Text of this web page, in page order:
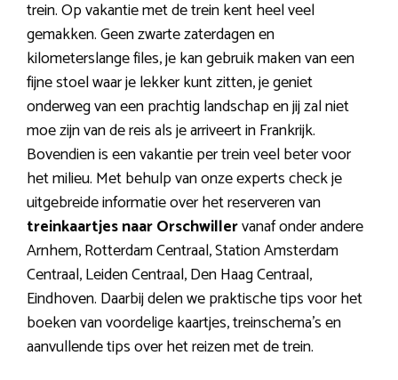
trein. Op vakantie met de trein kent heel veel
gemakken. Geen zwarte zaterdagen en
kilometerslange files, je kan gebruik maken van een
fijne stoel waar je lekker kunt zitten, je geniet
onderweg van een prachtig landschap en jij zal niet
moe zijn van de reis als je arriveert in Frankrijk.
Bovendien is een vakantie per trein veel beter voor
het milieu. Met behulp van onze experts check je
uitgebreide informatie over het reserveren van
treinkaartjes naar Orschwillervanaf onder andere
Arnhem, Rotterdam Centraal, Station Amsterdam
Centraal, Leiden Centraal, Den Haag Centraal,
Eindhoven. Daarbij delen we praktische tips voor het
boeken van voordelige kaartjes, treinschema’s en
aanvullende tips over het reizen met de trein.